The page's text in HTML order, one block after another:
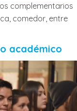
complementarios
comedor, entre
académico